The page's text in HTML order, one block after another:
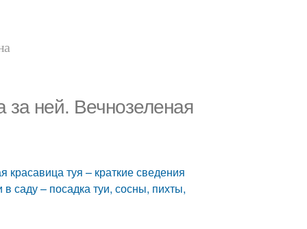
за ней. Вечнозеленая
красавица туя – краткие сведения
саду – посадка туи, сосны, пихты,